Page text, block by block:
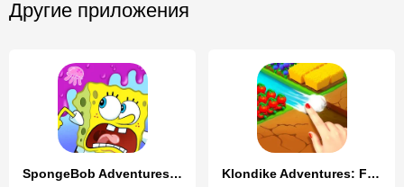
Другие приложения
SpongeBob Adventures: In A Jam Klondike Adventures: Farm Game